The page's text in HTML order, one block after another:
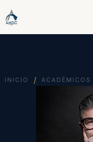
INICIO / ACADÉMICOS